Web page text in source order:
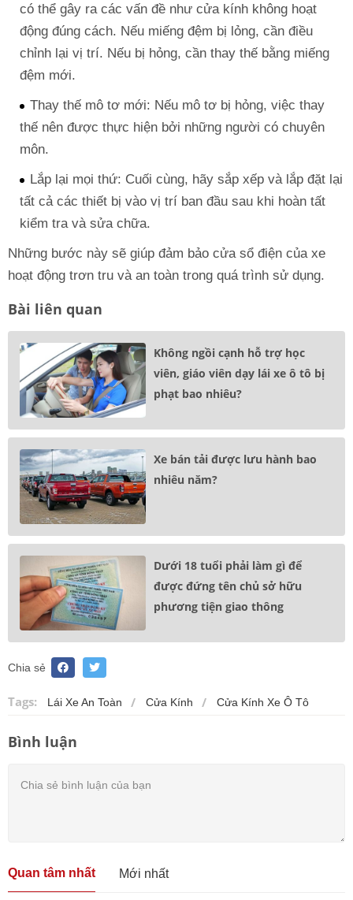
có thể gây ra các vấn đề như cửa kính không hoạt
động đúng cách. Nếu miếng đệm bị lỏng, cần điều
chỉnh lại vị trí. Nếu bị hỏng, cần thay thế bằng miếng
đệm mới.
Thay thế mô tơ mới: Nếu mô tơ bị hỏng, việc thay
thế nên được thực hiện bởi những người có chuyên
môn.
Lắp lại mọi thứ: Cuối cùng, hãy sắp xếp và lắp đặt lại
tất cả các thiết bị vào vị trí ban đầu sau khi hoàn tất
kiểm tra và sửa chữa.
Những bước này sẽ giúp đảm bảo cửa sổ điện của xe
hoạt động trơn tru và an toàn trong quá trình sử dụng.
Bài liên quan
Không ngồi cạnh hỗ trợ học
viên, giáo viên dạy lái xe ô tô bị
phạt bao nhiêu?
Xe bán tải được lưu hành bao
nhiêu năm?
Dưới 18 tuổi phải làm gì để
được đứng tên chủ sở hữu
phương tiện giao thông
Chia sẻ
Tags: Lái Xe An Toàn Cửa Kính Cửa Kính Xe Ô Tô
Bình luận
Quan tâm nhất Mới nhất